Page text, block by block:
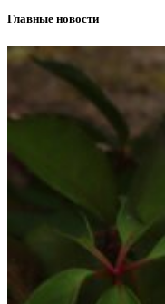
Главные новости